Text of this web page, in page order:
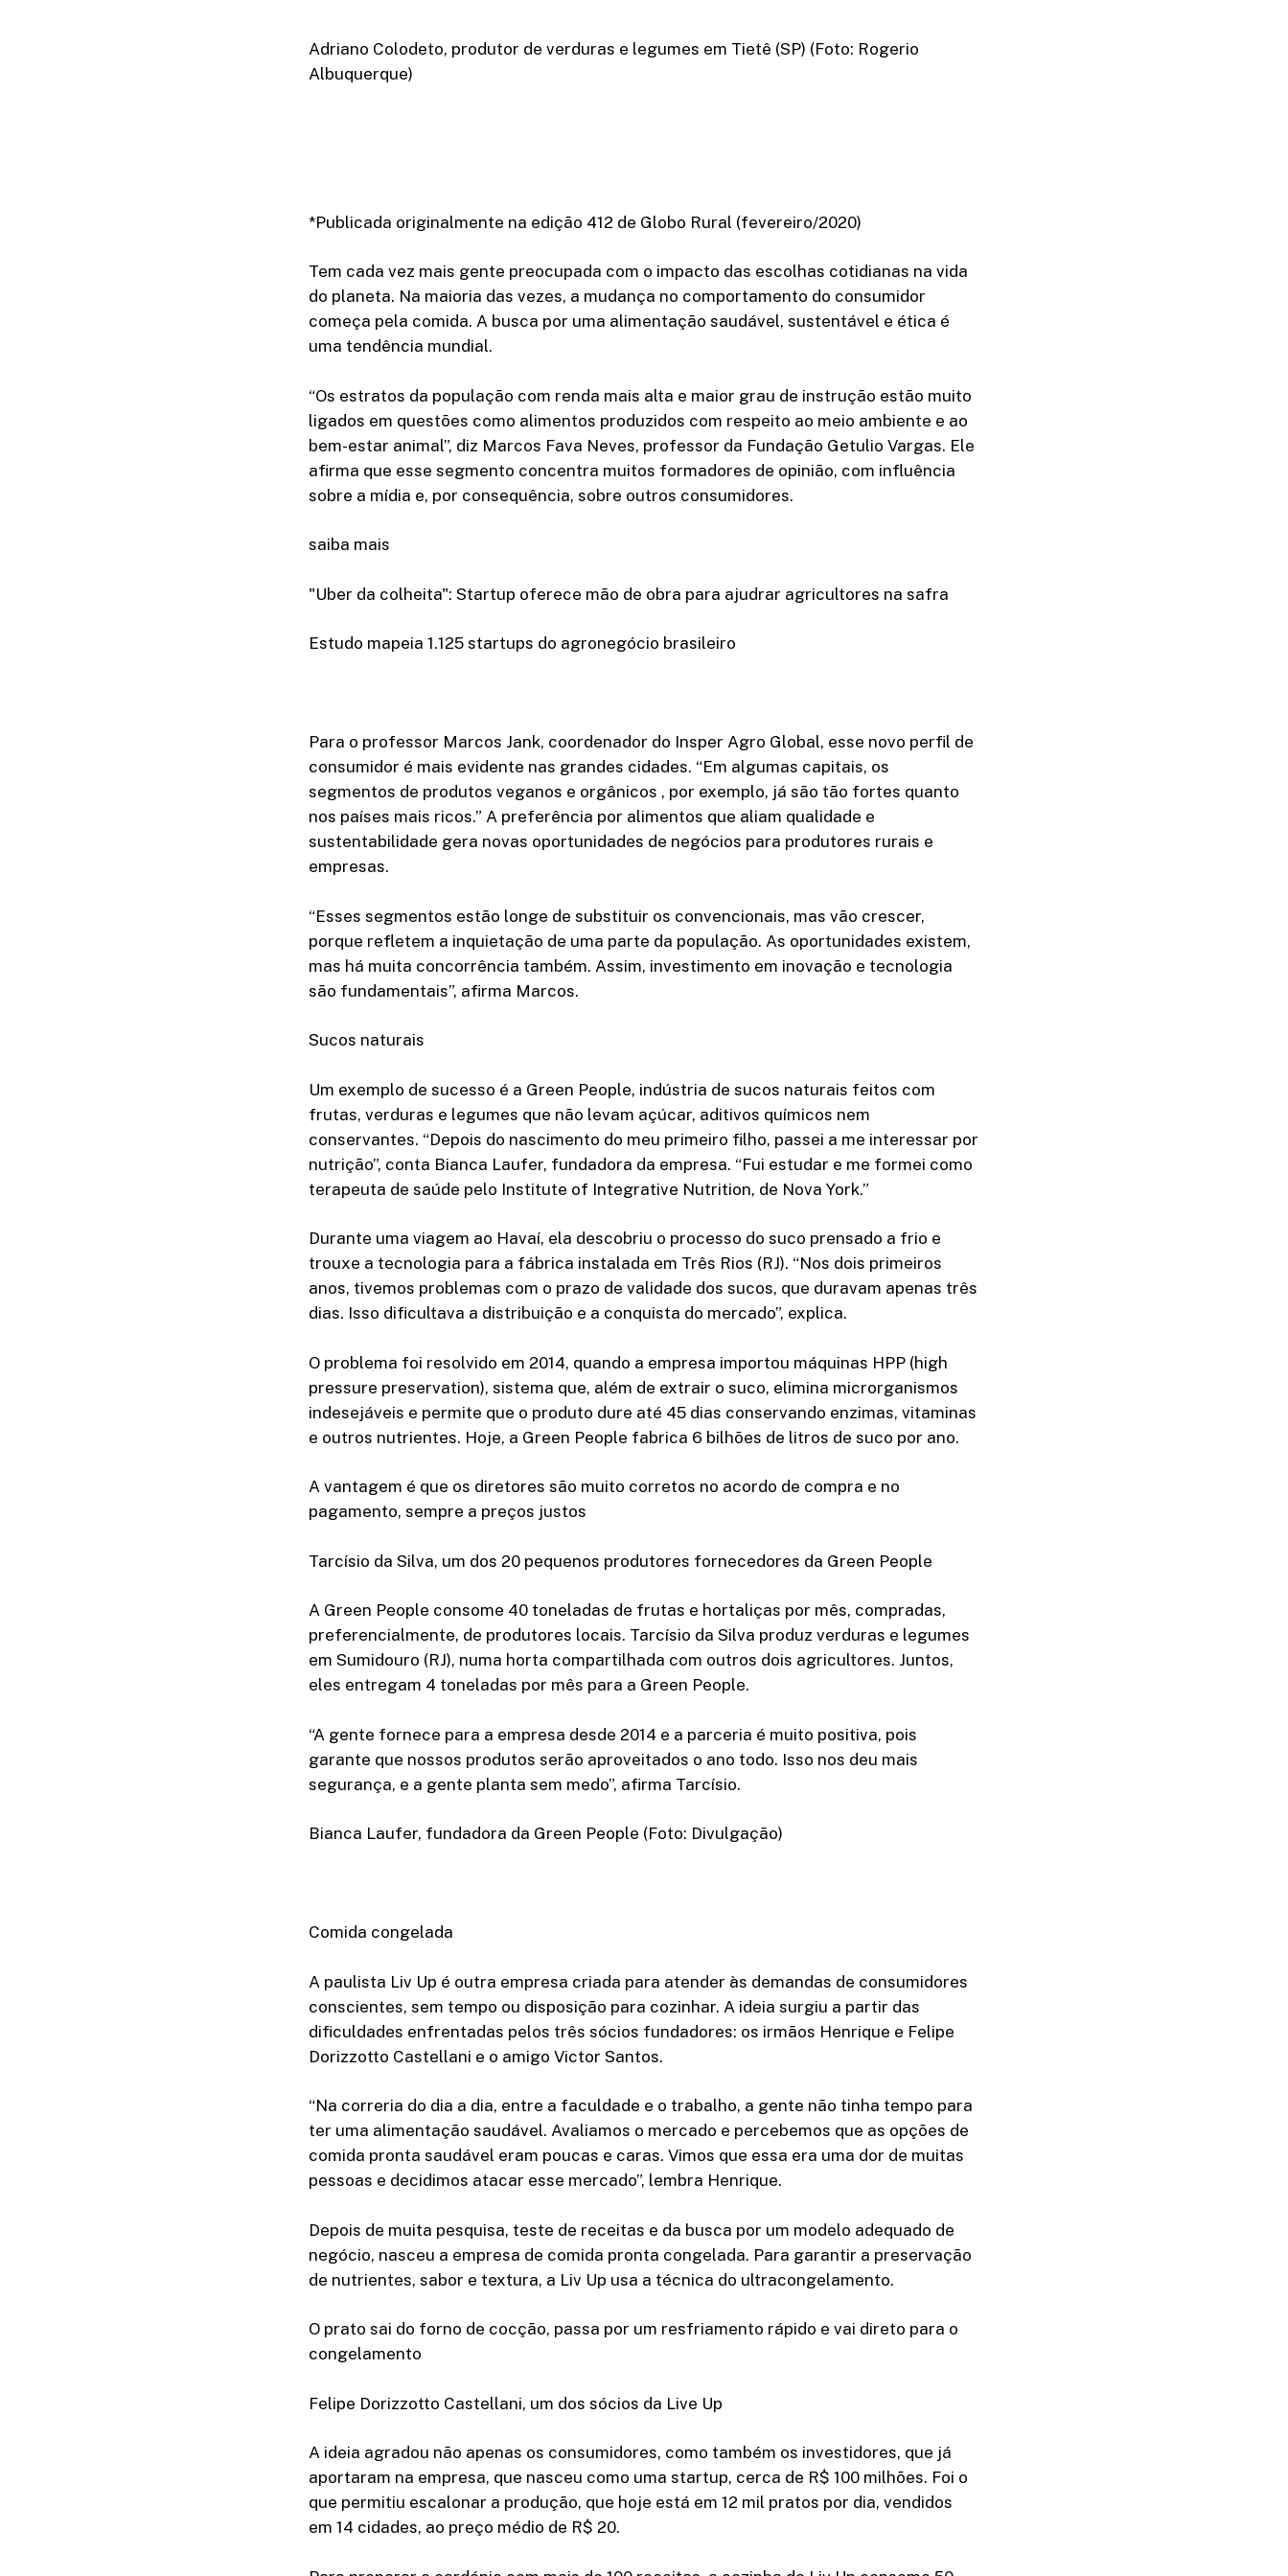
Adriano Colodeto, produtor de verduras e legumes em Tietê (SP) (Foto: Rogerio
Albuquerque)
*Publicada originalmente na edição 412 de Globo Rural (fevereiro/2020)
Tem cada vez mais gente preocupada com o impacto das escolhas cotidianas na vida
do planeta. Na maioria das vezes, a mudança no comportamento do consumidor
começa pela comida. A busca por uma alimentação saudável, sustentável e ética é
uma tendência mundial.
“Os estratos da população com renda mais alta e maior grau de instrução estão muito
ligados em questões como alimentos produzidos com respeito ao meio ambiente e ao
bem-estar animal”, diz Marcos Fava Neves, professor da Fundação Getulio Vargas. Ele
afirma que esse segmento concentra muitos formadores de opinião, com influência
sobre a mídia e, por consequência, sobre outros consumidores.
saiba mais
"Uber da colheita": Startup oferece mão de obra para ajudrar agricultores na safra
Estudo mapeia 1.125 startups do agronegócio brasileiro
Para o professor Marcos Jank, coordenador do Insper Agro Global, esse novo perfil de
consumidor é mais evidente nas grandes cidades. “Em algumas capitais, os
segmentos de produtos veganos e orgânicos , por exemplo, já são tão fortes quanto
nos países mais ricos.” A preferência por alimentos que aliam qualidade e
sustentabilidade gera novas oportunidades de negócios para produtores rurais e
empresas.
“Esses segmentos estão longe de substituir os convencionais, mas vão crescer,
porque refletem a inquietação de uma parte da população. As oportunidades existem,
mas há muita concorrência também. Assim, investimento em inovação e tecnologia
são fundamentais”, afirma Marcos.
Sucos naturais
Um exemplo de sucesso é a Green People, indústria de sucos naturais feitos com
frutas, verduras e legumes que não levam açúcar, aditivos químicos nem
conservantes. “Depois do nascimento do meu primeiro filho, passei a me interessar por
nutrição”, conta Bianca Laufer, fundadora da empresa. “Fui estudar e me formei como
terapeuta de saúde pelo Institute of Integrative Nutrition, de Nova York.”
Durante uma viagem ao Havaí, ela descobriu o processo do suco prensado a frio e
trouxe a tecnologia para a fábrica instalada em Três Rios (RJ). “Nos dois primeiros
anos, tivemos problemas com o prazo de validade dos sucos, que duravam apenas três
dias. Isso dificultava a distribuição e a conquista do mercado”, explica.
O problema foi resolvido em 2014, quando a empresa importou máquinas HPP (high
pressure preservation), sistema que, além de extrair o suco, elimina microrganismos
indesejáveis e permite que o produto dure até 45 dias conservando enzimas, vitaminas
e outros nutrientes. Hoje, a Green People fabrica 6 bilhões de litros de suco por ano.
A vantagem é que os diretores são muito corretos no acordo de compra e no
pagamento, sempre a preços justos
Tarcísio da Silva, um dos 20 pequenos produtores fornecedores da Green People
A Green People consome 40 toneladas de frutas e hortaliças por mês, compradas,
preferencialmente, de produtores locais. Tarcísio da Silva produz verduras e legumes
em Sumidouro (RJ), numa horta compartilhada com outros dois agricultores. Juntos,
eles entregam 4 toneladas por mês para a Green People.
“A gente fornece para a empresa desde 2014 e a parceria é muito positiva, pois
garante que nossos produtos serão aproveitados o ano todo. Isso nos deu mais
segurança, e a gente planta sem medo”, afirma Tarcísio.
Bianca Laufer, fundadora da Green People (Foto: Divulgação)
Comida congelada
A paulista Liv Up é outra empresa criada para atender às demandas de consumidores
conscientes, sem tempo ou disposição para cozinhar. A ideia surgiu a partir das
dificuldades enfrentadas pelos três sócios fundadores: os irmãos Henrique e Felipe
Dorizzotto Castellani e o amigo Victor Santos.
“Na correria do dia a dia, entre a faculdade e o trabalho, a gente não tinha tempo para
ter uma alimentação saudável. Avaliamos o mercado e percebemos que as opções de
comida pronta saudável eram poucas e caras. Vimos que essa era uma dor de muitas
pessoas e decidimos atacar esse mercado”, lembra Henrique.
Depois de muita pesquisa, teste de receitas e da busca por um modelo adequado de
negócio, nasceu a empresa de comida pronta congelada. Para garantir a preservação
de nutrientes, sabor e textura, a Liv Up usa a técnica do ultracongelamento.
O prato sai do forno de cocção, passa por um resfriamento rápido e vai direto para o
congelamento
Felipe Dorizzotto Castellani, um dos sócios da Live Up
A ideia agradou não apenas os consumidores, como também os investidores, que já
aportaram na empresa, que nasceu como uma startup, cerca de R$ 100 milhões. Foi o
que permitiu escalonar a produção, que hoje está em 12 mil pratos por dia, vendidos
em 14 cidades, ao preço médio de R$ 20.